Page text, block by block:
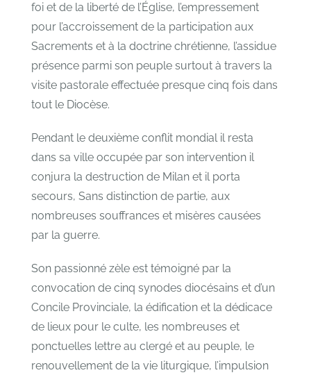
foi et de la liberté de l’Église, l’empressement
pour l’accroissement de la participation aux
Sacrements et à la doctrine chrétienne, l’assidue
présence parmi son peuple surtout à travers la
visite pastorale effectuée presque cinq fois dans
tout le Diocèse.
Pendant le deuxième conflit mondial il resta
dans sa ville occupée par son intervention il
conjura la destruction de Milan et il porta
secours, Sans distinction de partie, aux
nombreuses souffrances et misères causées
par la guerre.
Son passionné zèle est témoigné par la
convocation de cinq synodes diocésains et d’un
Concile Provinciale, la édification et la dédicace
de lieux pour le culte, les nombreuses et
ponctuelles lettre au clergé et au peuple, le
renouvellement de la vie liturgique, l’impulsion